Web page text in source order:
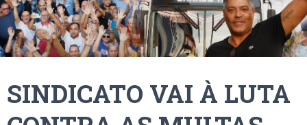
E
N
A
V
I
T
SINDICATO VAI À LUTA